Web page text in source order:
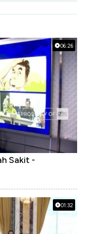
06:26
Sakit -
01:32